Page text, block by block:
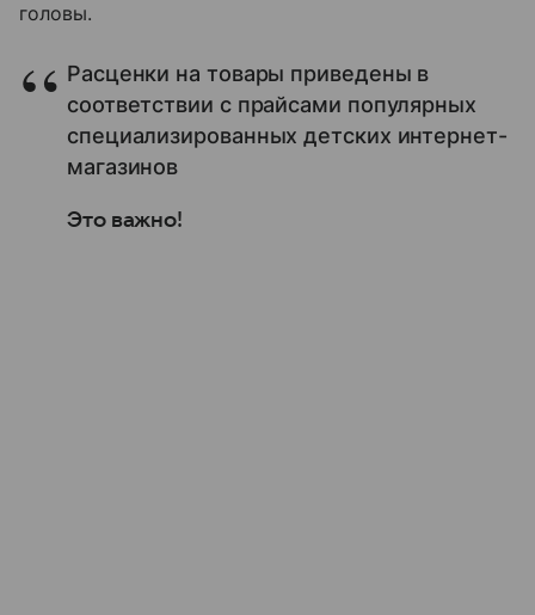
головы.
Расценки на товары приведены в
соответствии с прайсами популярных
специализированных детских интернет-
магазинов
Это важно!